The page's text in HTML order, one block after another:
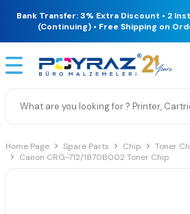
Bank Transfer: 3% Extra Discount • 2
(Continuing) • Free Shipping on
Home Page Spare Parts Chip
Toner
Canon CRG-712/1870B002 Toner Chip